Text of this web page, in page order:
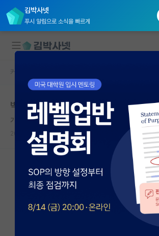
김박사넷
푸시 알림으로 소식을 빠르게
대학원생 모집
국내대학원 정보
연구실&오픈랩
커뮤니티
커뮤니티 홈
전체글보기
베스트 게시판
커뮤니티 홈
박사 면접
기쁜 프랜시스 베이컨
2026.04.23 0 336